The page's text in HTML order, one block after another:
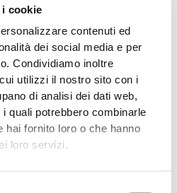
cookie
contenuti ed
dei social media e per
Condividiamo inoltre
utilizzi il nostro sito con i
di analisi dei dati web,
quali potrebbero combinarle
hai fornito loro o che hanno
loro servizi.